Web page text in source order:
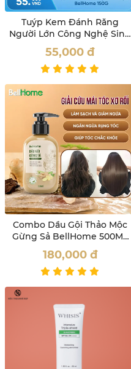
Tuýp Kem Đánh Răng
Người Lớn Công Nghệ Sinh
Học Bell Home 150G
55,000 đ
Combo Dầu Gội Thảo Mộc
Gừng Sả BellHome 500ML
Tặng Bọt Vệ Sinh Phụ Nữ
100ML
180,000 đ